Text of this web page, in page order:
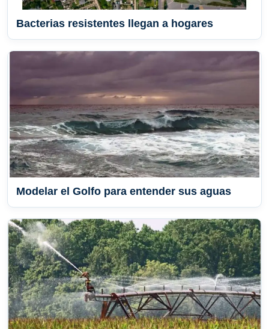
Bacterias resistentes llegan a hogares
Modelar el Golfo para entender sus aguas